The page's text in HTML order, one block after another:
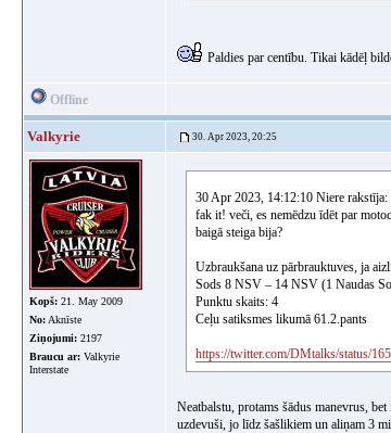
Paldies par centību. Tikai kādēļ
Offline
Valkyrie 30. Apr 2023, 20:25
Kopš: 21. May 2009
No: Aknīste
Ziņojumi: 2197
Braucu ar: Valkyrie
Interstate
30 Apr 2023, 14:12:10 Niere rakstīja:
fak it! veči, es nemēdzu īdēt par
baigā steiga bija?
Uzbraukšana uz pārbrauktuves, ja
Sods 8 NSV – 14 NSV (1 Naudas
Punktu skaits: 4
Ceļu satiksmes likumā 61.2.pants
https://twitter.com/DMtalks/status/
Neatbalstu, protams šādus manevrus,
uzdevuši, jo līdz šašlikiem un aliņam 3